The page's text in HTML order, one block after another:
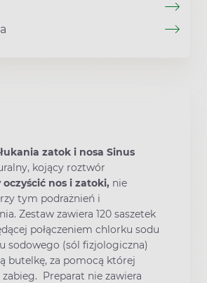
zatok i nosa Sinus
kojący roztwór
nos i zatoki, nie
tym podrażnień i
Zestaw zawiera 120 saszetek
połączeniem chlorku sodu
sodowego (sól fizjologiczna)
butelkę, za pomocą której
Preparat nie zawiera